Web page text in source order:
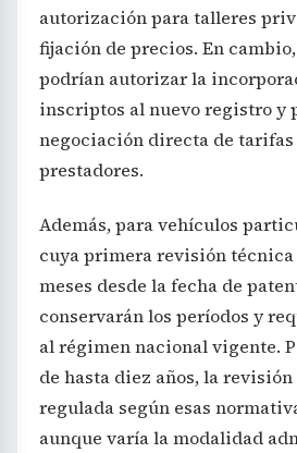
autorización para talleres
fijación de precios. En
podrían autorizar la
inscriptos al nuevo registro y
negociación directa de
prestadores.
Además, para vehículos
cuya primera revisión técnica
meses desde la fecha de
conservarán los períodos y
al régimen nacional vigente.
de hasta diez años, la
regulada según esas
aunque varía la modalidad